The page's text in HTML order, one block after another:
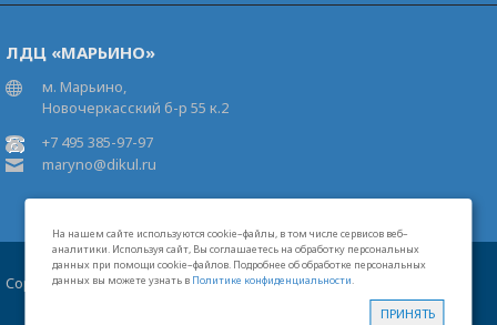
На нашем сайте используются cookie–файлы, в том числе сервисов веб–
аналитики. Используя сайт, Вы соглашаетесь на обработку персональных
данных при помощи cookie–файлов. Подробнее об обработке персональных
данных вы можете узнать в Политике конфиденциальности.
ПРИНЯТЬ
ЛДЦ «МАРЬИНО»
м. Марьино,
Новочеркасский б-р 55 к.2
+7 495 385-97-97
maryno@dikul.ru
Copyright 2026 Московские центры В.И.Дикуля®
Лицензии